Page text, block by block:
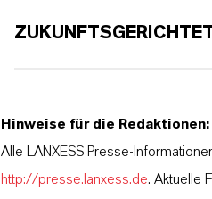
Hinweise für die Redaktionen:
Alle LANXESS Presse-
http://presse.lanxess.de. Aktuelle